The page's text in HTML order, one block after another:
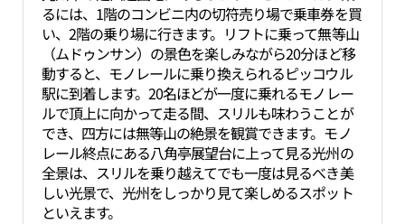
るには、1階のコンビニ内の切符売り場で乗車券を買
い、2階の乗り場に行きます。リフトに乗って無等山
（ムドゥンサン）の景色を楽しみながら20分ほど移
動すると、モノレールに乗り換えられるピッコウル
駅に到着します。20名ほどが一度に乗れるモノレー
ルで頂上に向かって走る間、スリルも味わうことが
でき、四方には無等山の絶景を観賞できます。モノ
レール終点にある八角亭展望台に上って見る光州の
全景は、スリルを乗り越えてでも一度は見るべき美
しい光景で、光州をしっかり見て楽しめるスポット
といえます。